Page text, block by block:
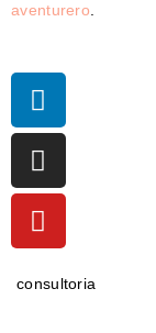
aventurero.
consultoria